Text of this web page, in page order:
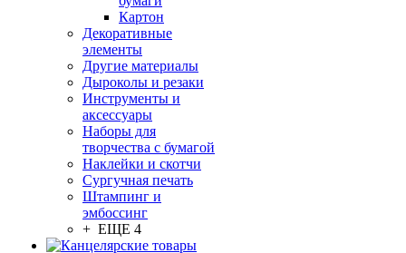
Картон
Декоративные
элементы
Другие материалы
Дыроколы и резаки
Инструменты и
аксессуары
Наборы для
творчества с бумагой
Наклейки и скотчи
Сургучная печать
Штампинг и
эмбоссинг
+ ЕЩЕ 4